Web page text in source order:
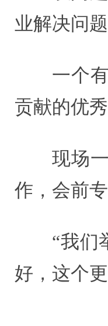
业解决问
一个
贡献的优
现场
作，会前
“我们
好，这个